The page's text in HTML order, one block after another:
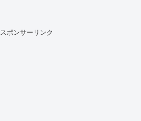
像を確認した際に...
スポンサーリンク